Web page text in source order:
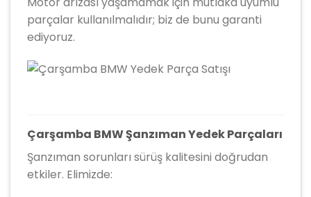
parçalar kullanılmalıdır; biz de bunu garanti
ediyoruz.
Çarşamba BMW Şanzıman Yedek Parçaları
Şanzıman sorunları sürüş kalitesini doğrudan
etkiler. Elimizde: